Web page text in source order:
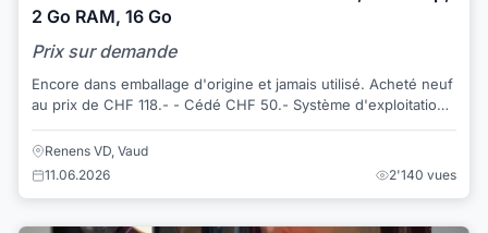
2 Go RAM, 16 Go
Prix sur demande
Encore dans emballage d'origine et jamais utilisé. Acheté neuf
au prix de CHF 118.- - Cédé CHF 50.- Système d'exploitation :
Renens VD, Vaud
11.06.2026
2'140 vues